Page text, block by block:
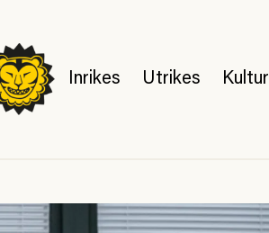
Inrikes Utrikes Kultur